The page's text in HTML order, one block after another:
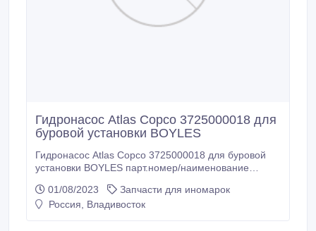
Гидронасос Atlas Copco 3725000018 для
буровой установки BOYLES
Гидронасос Atlas Copco 3725000018 для буровой
установки BOYLES парт.номер/наименование
PUMP HYDRAULPUMP Применение: Буровая
установка BOYLES C6 Состояние: новый/оригинал
01/08/2023
Запчасти для иномарок
Россия, Владивосток